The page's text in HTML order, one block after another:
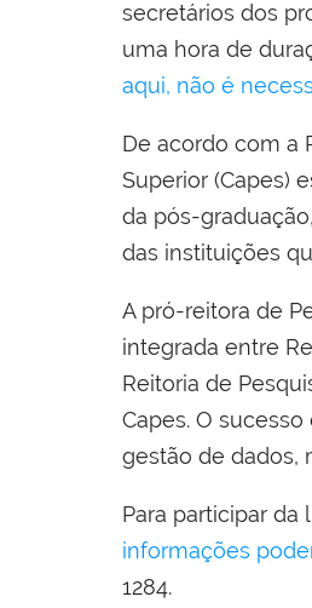
secretários dos
uma hora de
aqui, não é
De acordo com a
Superior (Capes)
da pós-
das instituições
A pró-reitora de
integrada entre
Reitoria de
Capes. O
gestão de dados,
Para participar da
informações
1284.